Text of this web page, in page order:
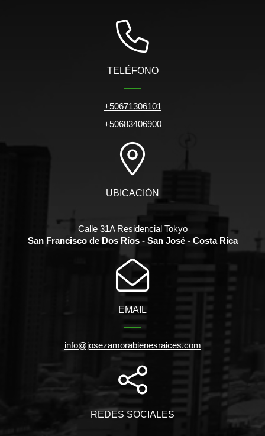
TELÉFONO
+50671306101
+50683406900
UBICACIÓN
Calle 31A Residencial Tokyo
San Francisco de Dos Ríos - San José - Costa Rica
EMAIL
info@josezamorabienesraices.com
REDES SOCIALES